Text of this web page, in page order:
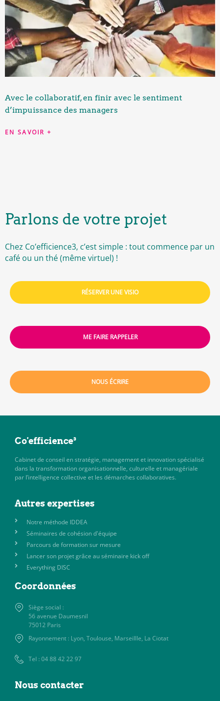
Avec le collaboratif, en finir avec le sentiment
d’impuissance des managers
EN SAVOIR +
Parlons de votre projet
Chez Co’efficience3, c’est simple : tout commence par un
café ou un thé (même virtuel) !
RÉSERVER UNE VISIO
ME FAIRE RAPPELER
NOUS ÉCRIRE
Co'efficience³
Cabinet de conseil en stratégie, management et innovation spécialisé
dans la transformation organisationnelle, culturelle et managériale
par l’intelligence collective et les démarches collaboratives.
Autres expertises
Notre méthode IDDEA
Séminaires de cohésion d'équipe
Parcours de formation sur mesure
Lancer son projet grâce au séminaire kick off
Everything DISC
Coordonnées
Siège social :
56 avenue Daumesnil
75012 Paris
Rayonnement : Lyon, Toulouse, Marseillle, La Ciotat
Tel : 04 88 42 22 97
Nous contacter